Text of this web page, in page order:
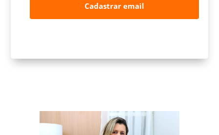
Cadastrar email